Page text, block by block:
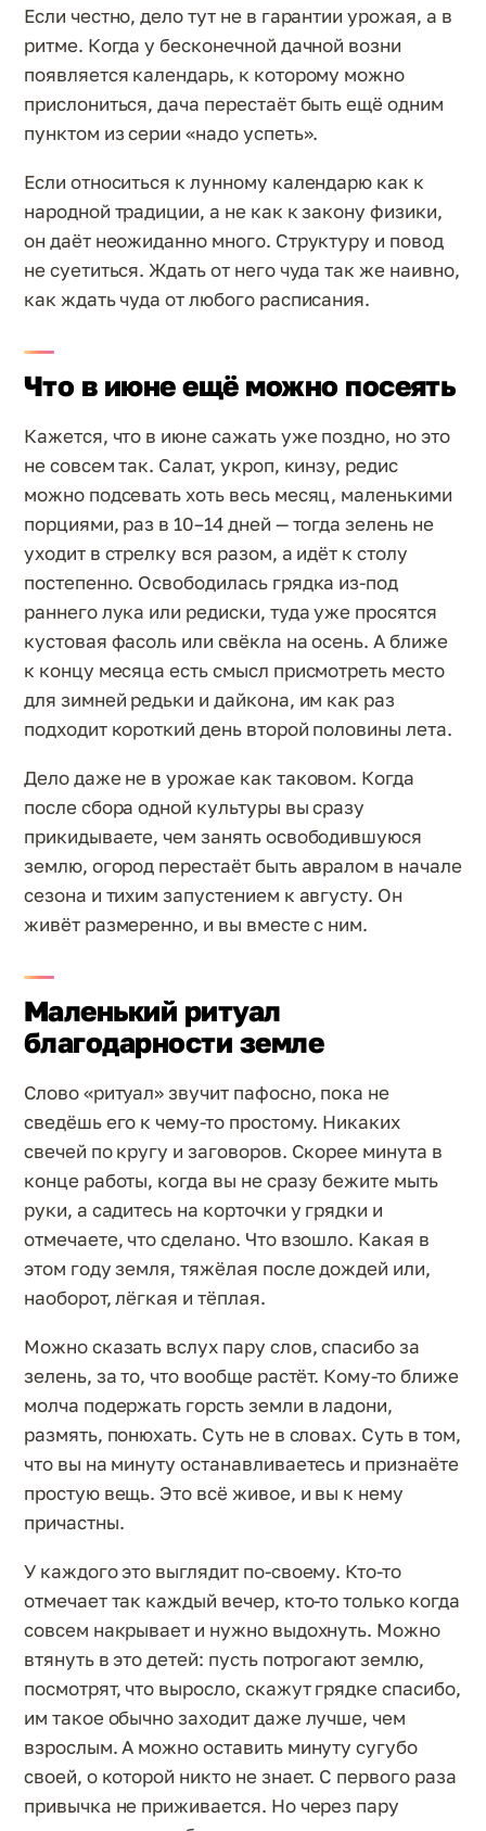
Если честно, дело тут не в гарантии урожая, а в
ритме. Когда у бесконечной дачной возни
появляется календарь, к которому можно
прислониться, дача перестаёт быть ещё одним
пунктом из серии «надо успеть».
Если относиться к лунному календарю как к
народной традиции, а не как к закону физики,
он даёт неожиданно много. Структуру и повод
не суетиться. Ждать от него чуда так же наивно,
как ждать чуда от любого расписания.
Что в июне ещё можно посеять
Кажется, что в июне сажать уже поздно, но это
не совсем так. Салат, укроп, кинзу, редис
можно подсевать хоть весь месяц, маленькими
порциями, раз в 10–14 дней — тогда зелень не
уходит в стрелку вся разом, а идёт к столу
постепенно. Освободилась грядка из-под
раннего лука или редиски, туда уже просятся
кустовая фасоль или свёкла на осень. А ближе
к концу месяца есть смысл присмотреть место
для зимней редьки и дайкона, им как раз
подходит короткий день второй половины лета.
Дело даже не в урожае как таковом. Когда
после сбора одной культуры вы сразу
прикидываете, чем занять освободившуюся
землю, огород перестаёт быть авралом в начале
сезона и тихим запустением к августу. Он
живёт размеренно, и вы вместе с ним.
Маленький ритуал
благодарности земле
Слово «ритуал» звучит пафосно, пока не
сведёшь его к чему-то простому. Никаких
свечей по кругу и заговоров. Скорее минута в
конце работы, когда вы не сразу бежите мыть
руки, а садитесь на корточки у грядки и
отмечаете, что сделано. Что взошло. Какая в
этом году земля, тяжёлая после дождей или,
наоборот, лёгкая и тёплая.
Можно сказать вслух пару слов, спасибо за
зелень, за то, что вообще растёт. Кому-то ближе
молча подержать горсть земли в ладони,
размять, понюхать. Суть не в словах. Суть в том,
что вы на минуту останавливаетесь и признаёте
простую вещь. Это всё живое, и вы к нему
причастны.
У каждого это выглядит по-своему. Кто-то
отмечает так каждый вечер, кто-то только когда
совсем накрывает и нужно выдохнуть. Можно
втянуть в это детей: пусть потрогают землю,
посмотрят, что выросло, скажут грядке спасибо,
им такое обычно заходит даже лучше, чем
взрослым. А можно оставить минуту сугубо
своей, о которой никто не знает. С первого раза
привычка не приживается. Но через пару